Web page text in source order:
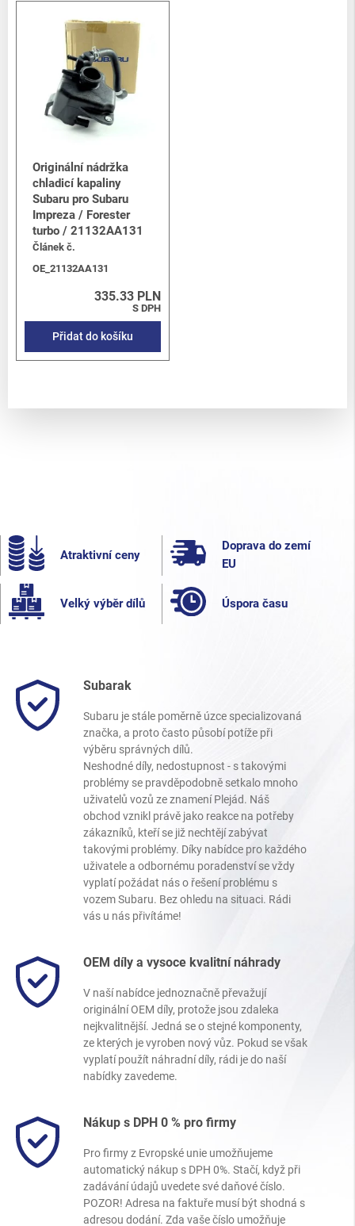
Originální nádržka
chladicí kapaliny
Subaru pro Subaru
Impreza / Forester
turbo / 21132AA131
Článek č.
OE_21132AA131
335.33 PLN
S DPH
Přidat do košíku
Atraktivní ceny
Doprava do zemí
EU
Velký výběr dílů Úspora času
Subarak
Subaru je stále poměrně úzce specializovaná
značka, a proto často působí potíže při
výběru správných dílů.
Neshodné díly, nedostupnost - s takovými
problémy se pravděpodobně setkalo mnoho
uživatelů vozů ze znamení Plejád. Náš
obchod vznikl právě jako reakce na potřeby
zákazníků, kteří se již nechtějí zabývat
takovými problémy. Díky nabídce pro každého
uživatele a odbornému poradenství se vždy
vyplatí požádat nás o řešení problému s
vozem Subaru. Bez ohledu na situaci. Rádi
vás u nás přivítáme!
OEM díly a vysoce kvalitní náhrady
V naší nabídce jednoznačně převažují
originální OEM díly, protože jsou zdaleka
nejkvalitnější. Jedná se o stejné komponenty,
ze kterých je vyroben nový vůz. Pokud se však
vyplatí použít náhradní díly, rádi je do naší
nabídky zavedeme.
Nákup s DPH 0 % pro firmy
Pro firmy z Evropské unie umožňujeme
automatický nákup s DPH 0%. Stačí, když při
zadávání údajů uvedete své daňové číslo.
POZOR! Adresa na faktuře musí být shodná s
adresou dodání. Zda vaše číslo umožňuje